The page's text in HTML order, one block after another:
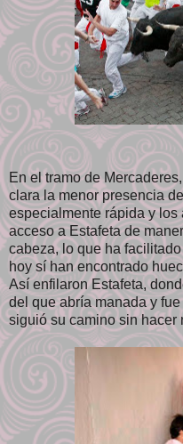
En el tramo de
clara la menor presencia
especialmente rápida y
acceso a Estafeta de
cabeza, lo que ha
hoy sí han encontrado
Así enfilaron Estafeta,
del que abría manada y
siguió su camino sin hacer